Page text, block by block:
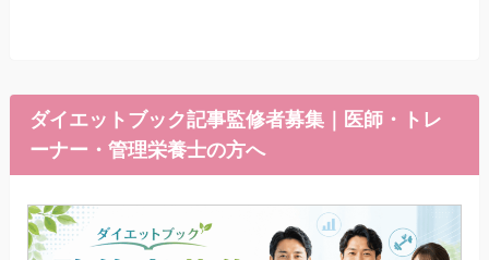
ダイエットブック記事監修者募集｜医師・トレ
ーナー・管理栄養士の方へ